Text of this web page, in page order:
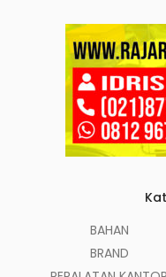
BAHAN
BRAND